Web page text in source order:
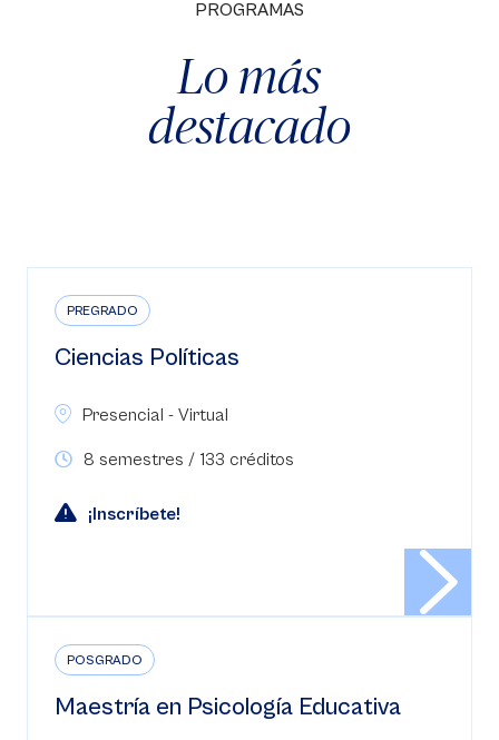
PROGRAMAS
Lo más
destacado
PREGRADO
Ciencias Políticas
Presencial - Virtual
8 semestres / 133 créditos
¡Inscríbete!
POSGRADO
Maestría en Psicología Educativa